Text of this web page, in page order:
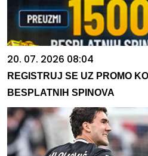
20. 07. 2026 08:04
REGISTRUJ SE UZ PROMO
BESPLATNIH SPINOVA